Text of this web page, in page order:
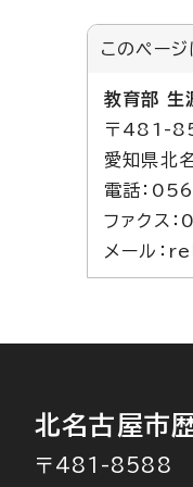
このペー
教育部 生
〒481-
愛知県北
電話：
ファクス
メール
北名古屋市
〒481-8588